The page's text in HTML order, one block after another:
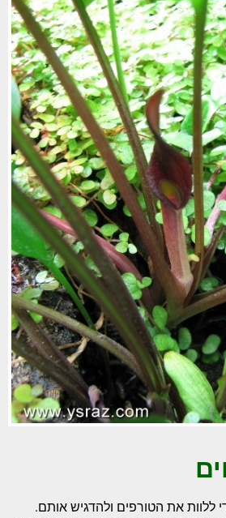
ללוות את הטורפים ולהדגיש אותם.